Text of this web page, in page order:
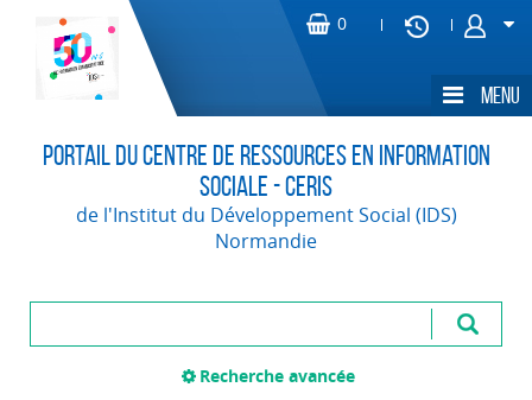
Portail du Centre de Ressources en Information
Sociale - CERIS
de l'Institut du Développement Social (IDS)
Normandie
Recherche avancée